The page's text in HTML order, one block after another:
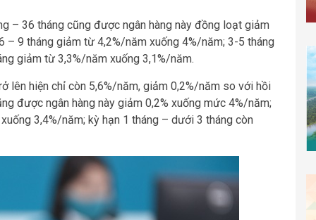
– 36 tháng cũng được ngân hàng này đồng loạt giảm
– 9 tháng giảm từ 4,2%/năm xuống 4%/năm; 3-5 tháng
giảm từ 3,3%/năm xuống 3,1%/năm.
lên hiện chỉ còn 5,6%/năm, giảm 0,2%/năm so với hồi
được ngân hàng này giảm 0,2% xuống mức 4%/năm;
3,4%/năm; kỳ hạn 1 tháng – dưới 3 tháng còn